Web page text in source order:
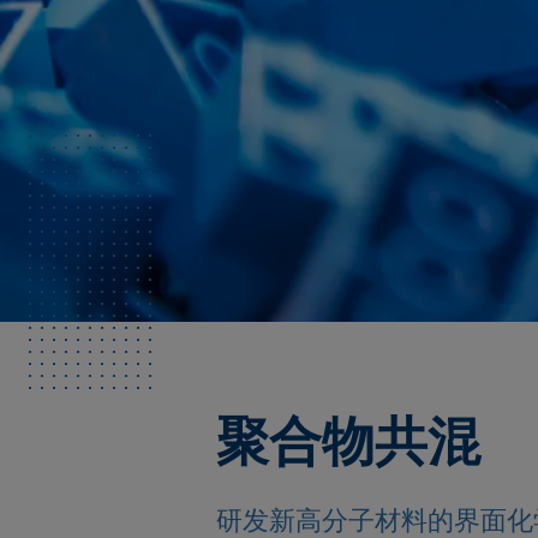
聚合物共混
研发新高分子材料的界面